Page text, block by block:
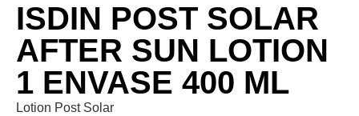
ISDIN POST SOLAR
AFTER SUN LOTION
1 ENVASE 400 ML
Lotion Post Solar